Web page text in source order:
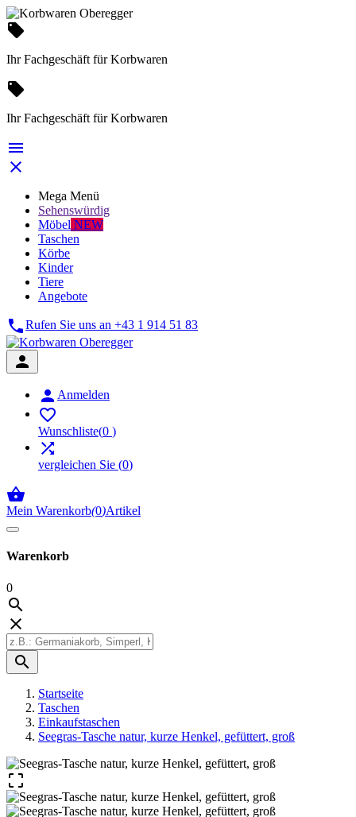
local_offer
Ihr Fachgeschäft für Korbwaren
local_offer
Ihr Fachgeschäft für Korbwaren


Mega Menü
Sehenswürdig
Möbel NEW
Taschen
Körbe
Kinder
Tiere
Angebote
Rufen Sie uns an +43 1 914 51 83

 Anmelden

Wunschliste(0 )

vergleichen Sie (0)

Mein Warenkorb(0)Artikel
Warenkorb
0



Startseite
Taschen
Einkaufstaschen
Seegras-Tasche natur, kurze Henkel, gefüttert, groß
